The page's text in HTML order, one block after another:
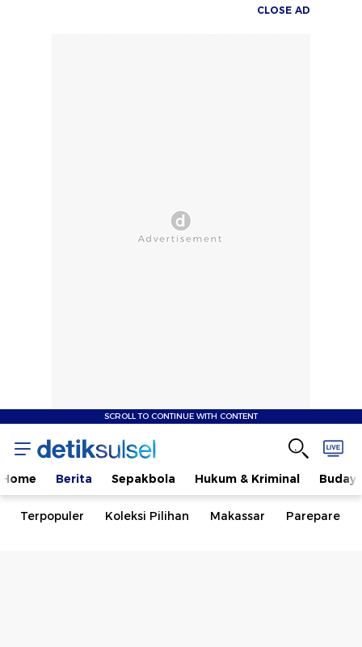
CLOSE AD
SCROLL TO CONTINUE WITH CONTENT
Home Berita Sepakbola Hukum & Kriminal
Terpopuler Koleksi Pilihan Makassar Parepare